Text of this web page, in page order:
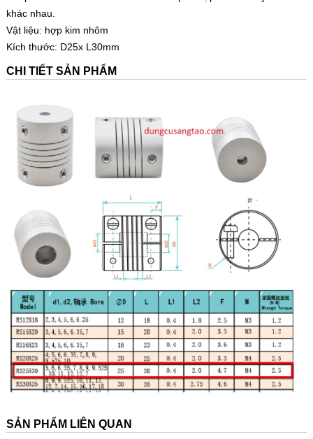
khác nhau.
Vật liệu: hợp kim nhôm
Kích thước: D25x L30mm
CHI TIẾT SẢN PHẨM
SẢN PHẨM LIÊN QUAN